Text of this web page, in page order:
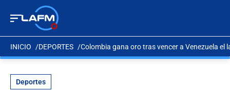
INICIO DEPORTES Colombia gana oro tras vencer a Venezuela el
Deportes